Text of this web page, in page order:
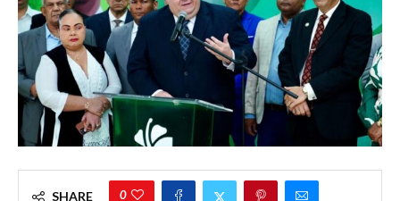
SHARE 0